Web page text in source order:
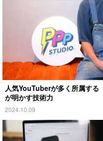
人気YouTuberが多く所属す
が明かす技術力
2024.10.09